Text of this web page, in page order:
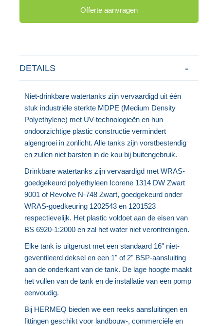
Offerte aanvragen
DETAILS
Niet-drinkbare watertanks zijn vervaardigd uit één
stuk industriële sterkte MDPE (Medium Density
Polyethylene) met UV-technologieën en hun
ondoorzichtige plastic constructie vermindert
algengroei in zonlicht. Alle tanks zijn vorstbestendig
en zullen niet barsten in de kou bij buitengebruik.
Drinkbare watertanks zijn vervaardigd met WRAS-
goedgekeurd polyethyleen Icorene 1314 DW Zwart
9001 of Revolve N-748 Zwart, goedgekeurd onder
WRAS-goedkeuring 1202543 en 1201523
respectievelijk. Het plastic voldoet aan de eisen van
BS 6920-1:2000 en zal het water niet verontreinigen.
Elke tank is uitgerust met een standaard 16" niet-
geventileerd deksel en een 1" of 2" BSP-aansluiting
aan de onderkant van de tank. De lage hoogte maakt
het vullen van de tank en de installatie van een pomp
eenvoudig.
Bij HERMEQ bieden we een reeks aansluitingen en
fittingen geschikt voor landbouw-, commerciële en